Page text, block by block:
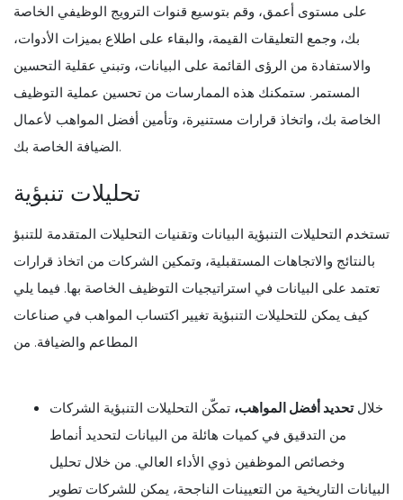
على مستوى أعمق، وقم بتوسيع قنوات الترويج الوظيفي الخاصة
بك، وجمع التعليقات القيمة، والبقاء على اطلاع بميزات الأدوات،
والاستفادة من الرؤى القائمة على البيانات، وتبني عقلية التحسين
المستمر. ستمكنك هذه الممارسات من تحسين عملية التوظيف
الخاصة بك، واتخاذ قرارات مستنيرة، وتأمين أفضل المواهب لأعمال
الضيافة الخاصة بك.
تحليلات تنبؤية
تستخدم التحليلات التنبؤية البيانات وتقنيات التحليلات المتقدمة للتنبؤ
بالنتائج والاتجاهات المستقبلية، وتمكين الشركات من اتخاذ قرارات
تعتمد على البيانات في استراتيجيات التوظيف الخاصة بها. فيما يلي
كيف يمكن للتحليلات التنبؤية تغيير اكتساب المواهب في صناعات
المطاعم والضيافة. من
خلالتحديد أفضل المواهب، تمكّن التحليلات التنبؤية الشركات
من التدقيق في كميات هائلة من البيانات لتحديد أنماط
وخصائص الموظفين ذوي الأداء العالي. من خلال تحليل
البيانات التاريخية من التعيينات الناجحة، يمكن للشركات تطوير